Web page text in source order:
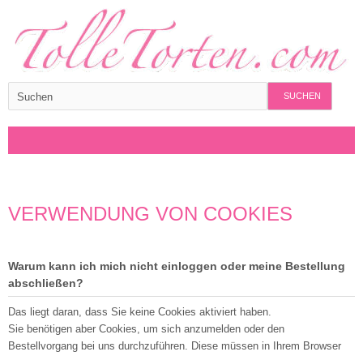
SUCHEN
VERWENDUNG VON COOKIES
Warum kann ich mich nicht einloggen oder meine Bestellung
abschließen?
Das liegt daran, dass Sie keine Cookies aktiviert haben.
Sie benötigen aber Cookies, um sich anzumelden oder den
Bestellvorgang bei uns durchzuführen. Diese müssen in Ihrem Browser